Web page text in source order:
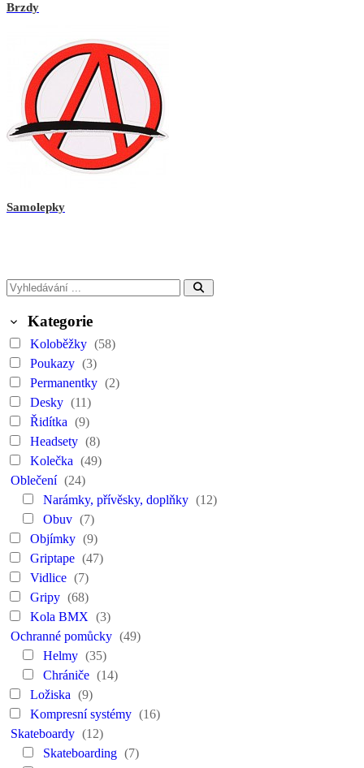
Brzdy
Samolepky
Kategorie
Koloběžky (58)
Poukazy (3)
Permanentky (2)
Desky (11)
Řidítka (9)
Headsety (8)
Kolečka (49)
Oblečení (24)
Narámky, přívěsky, doplňky (12)
Obuv (7)
Objímky (9)
Griptape (47)
Vidlice (7)
Gripy (68)
Kola BMX (3)
Ochranné pomůcky (49)
Helmy (35)
Chrániče (14)
Ložiska (9)
Kompresní systémy (16)
Skateboardy (12)
Skateboarding (7)